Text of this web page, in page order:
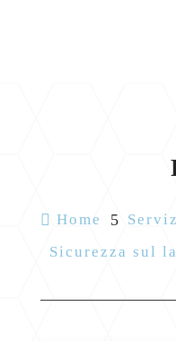
 Home 5
Sicurezza sul